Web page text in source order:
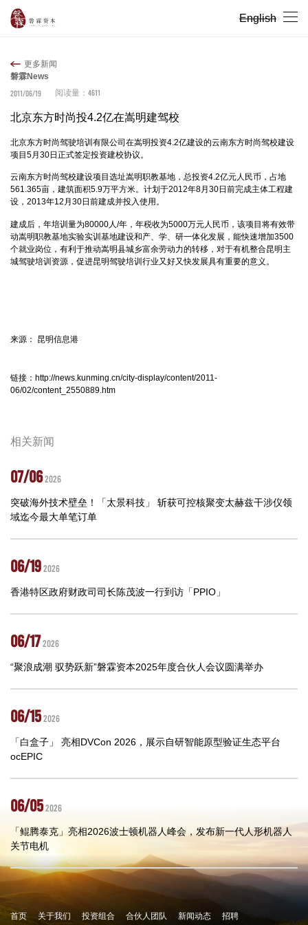
English
更多新闻
磐霖News
2011/06/19
阅读量： 4611
北京东方时尚投4.2亿在嵩明建驾校
北京东方时尚驾驶培训有限公司在嵩明投资4.2亿建设的云南东方时尚驾校建设
项目5月30日正式签定投资建校协议。
云南东方时尚驾校建设项目选址嵩明职教基地，总投资4.2亿元人民币，占地
561.365亩，建筑面积5.9万平方米。计划于2012年8月30日前完成主体工程建
设，2013年12月30日前建成并投入使用。
建成后，年培训量为80000人/年，年税收为5000万元人民币，该项目将有效带
动嵩明职教基地实验实训基地建设和产、学、研一体化发展，能快速增加3500
个就业岗位，有利于推动嵩明县城乡富余劳动力的转移，对于有机整合昆明主
城驾驶培训资源，促进昆明驾驶培训行业又好又快发展具有重要的意义。
来源： 昆明信息港
链接： http://news.kunming.cn/city-display/content/2011-
06/02/content_2550889.htm
相关新闻
07/062026
突破海外技术壁垒！「太景科技」 斩获可控核聚变太赫兹干涉仪领
域迄今最大单笔订单
06/192026
香港特区政府财政司司长陈茂波一行到访「PPIO」
06/172026
“聚浪成潮 驭势跃新”磐霖资本2025年度合伙人会议圆满举办
06/152026
「白盒子」 亮相DVCon 2026，展示自研智能原型验证生态平台
ocEPIC
06/052026
「鲲腾泰克」亮相2026波士顿机器人峰会，发布新一代人形机器人
关节电机
首页 关于我们 投资组合 合伙人团队 新闻动态 招聘